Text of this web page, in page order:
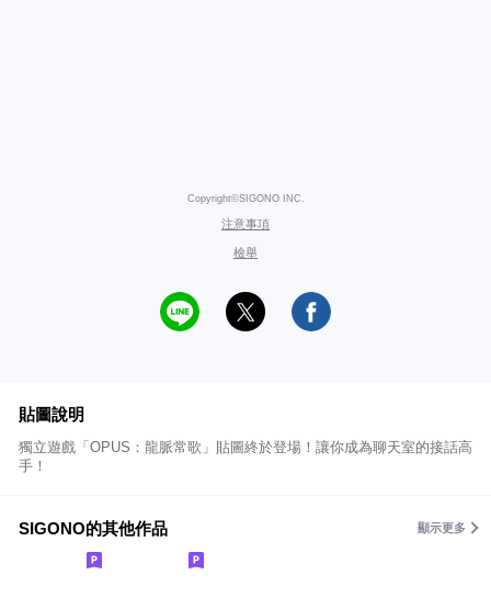
Copyright©SIGONO INC.
注意事項
檢舉
貼圖說明
獨立遊戲「OPUS：龍脈常歌」貼圖終於登場！讓你成為聊天室的接話高
手！
SIGONO的其他作品 顯示更多